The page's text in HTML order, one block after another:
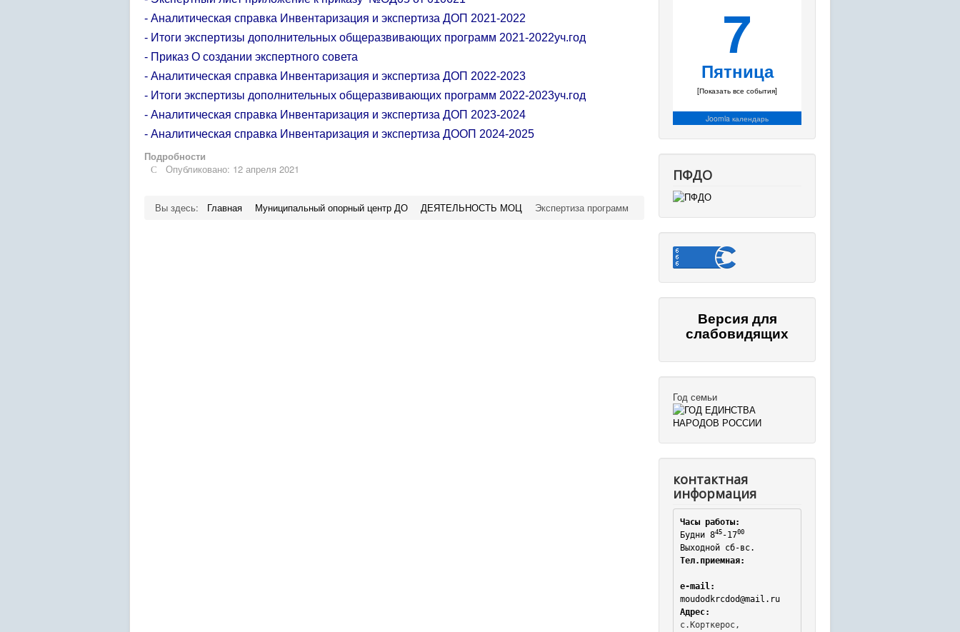
- Аналитическая справка Инвентаризация и экспертиза ДОП 2021-2022
- Итоги экспертизы дополнительных общеразвивающих программ 2021-2022уч.год
- Приказ О создании экспертного совета
- Аналитическая справка Инвентаризация и экспертиза ДОП 2022-2023
- Итоги экспертизы дополнительных общеразвивающих программ 2022-2023уч.год
- Аналитическая справка Инвентаризация и экспертиза ДОП 2023-2024
- Аналитическая справка Инвентаризация и экспертиза ДООП 2024-2025
Подробности
Опубликовано: 12 апреля 2021
Вы здесь: Главная Муниципальный опорный центр ДО ДЕЯТЕЛЬНОСТЬ МОЦ Экспертиза программ
7
Пятница
[Показать все события]
Joomla календарь
ПФДО
Версия для
слабовидящих
Год семьи
контактная
информация
Часы работы:
Будни 845-1700
Выходной сб-вс.
Тел.приемная:
e-mail:
moudodkrcdod@mail.ru
Адрес:
с.Корткерос,